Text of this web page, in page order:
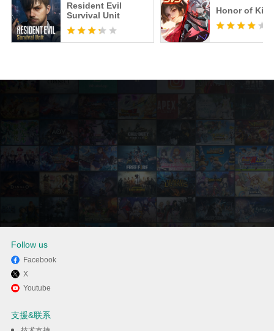
Resident Evil
Survival Unit
Honor of
通过逍遥在电脑上享受Tangled
Follow us
Facebook
X
Youtube
支援&联系